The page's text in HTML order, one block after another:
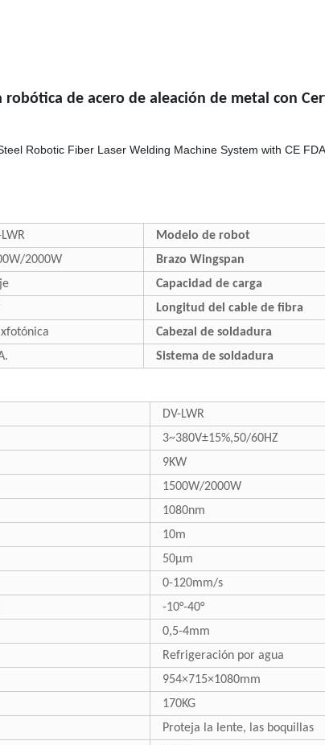
de acero de aleación de metal con
LWR Modelo de robot
2000W Brazo Wingspan
Capacidad de carga
Longitud del cable de fibra
Cabezal de soldadura
Sistema de soldadura
DV-LWR
3~380V±15%,50/60HZ
9KW
1500W/2000W
1080nm
10m
50μm
0-120mm/s
-10°-40°
0,5-4mm
Refrigeración por agua
954×715×1080mm
170KG
Proteja la lente, las boquillas